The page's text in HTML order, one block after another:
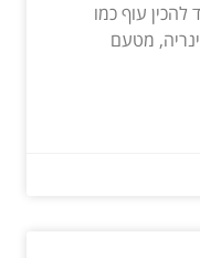
להכין עוף כמו
מטעם